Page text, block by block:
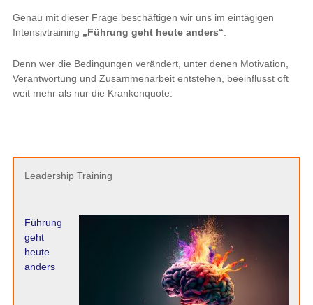
Genau mit dieser Frage beschäftigen wir uns im eintägigen
Intensivtraining „Führung geht heute anders“
Denn wer die Bedingungen verändert, unter denen Motivation,
Verantwortung und Zusammenarbeit entstehen, beeinflusst oft
weit mehr als nur die Krankenquote.
Leadership Training
Führung
geht
heute
anders